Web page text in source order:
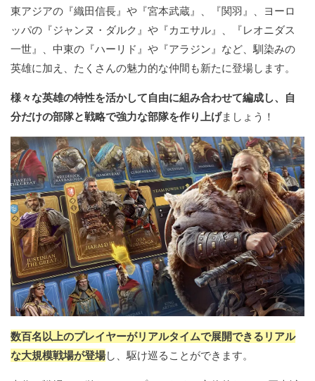
東アジアの『織田信長』や『宮本武蔵』、『関羽』、ヨーロ
ッパの『ジャンヌ・ダルク』や『カエサル』、『レオニダス
一世』、中東の『ハーリド』や『アラジン』など、馴染みの
英雄に加え、たくさんの魅力的な仲間も新たに登場します。
様々な英雄の特性を活かして自由に組み合わせて編成し、自
分だけの部隊と戦略で強力な部隊を作り上げましょう！
数百名以上のプレイヤーがリアルタイムで展開できるリアル
な大規模戦場が登場し、駆け巡ることができます。